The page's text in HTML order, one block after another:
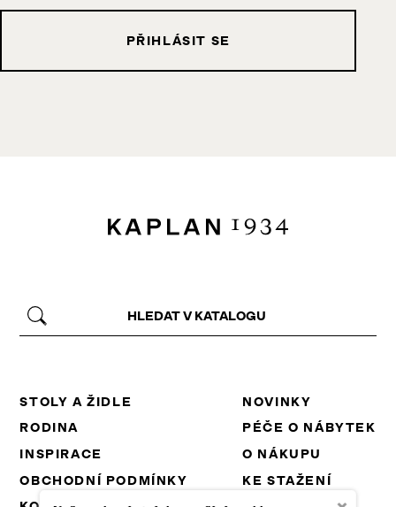
PŘIHLÁSIT SE
STOLY A ŽIDLE
RODINA
INSPIRACE
OBCHODNÍ PODMÍNKY
NOVINKY
PÉČE O NÁBYTEK
O NÁKUPU
KE STAŽENÍ